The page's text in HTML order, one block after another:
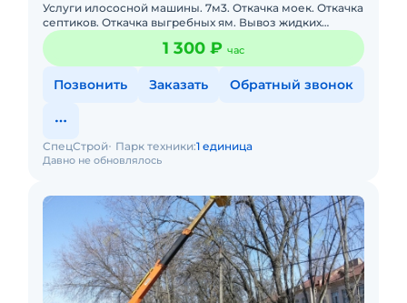
Услуги илососной машины. 7м3. Откачка моек. Откачка
септиков. Откачка выгребных ям. Вывоз жидких
отходов. Длина шланга до 30 метровПодача в день
заказа. Пакет о
1 300 ₽ час
Позвонить Заказать Обратный звонок
Давно не обновлялось
СпецСтрой Парк техники:1 единица